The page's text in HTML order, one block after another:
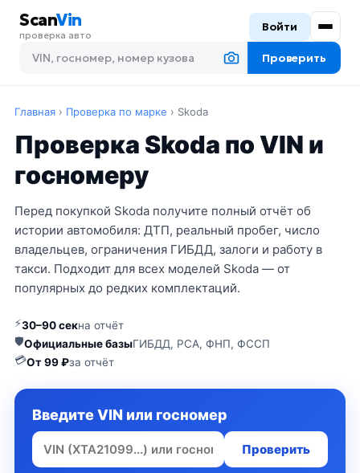
ScanVin
проверка авто
Проверить
Войти
Главная › Проверка по марке › Skoda
Проверка Skoda по VIN и
госномеру
Перед покупкой Skoda получите полный отчёт об
истории автомобиля: ДТП, реальный пробег, число
владельцев, ограничения ГИБДД, залоги и работу в
такси. Подходит для всех моделей Skoda — от
популярных до редких комплектаций.
⚡30–90 секна отчёт
🛡Официальные базыГИБДД, РСА, ФНП, ФССП
💳От 99 ₽за отчёт
Введите VIN или госномер
Проверить